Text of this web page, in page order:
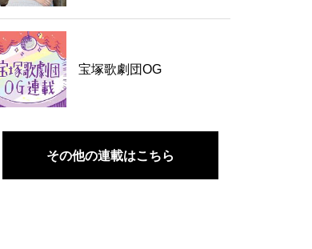
宝塚歌劇団OG
その他の連載はこちら